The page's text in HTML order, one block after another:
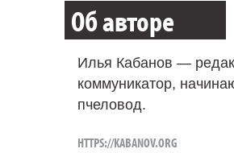
Об авторе
Илья Кабанов —
коммуникатор,
пчеловод.
HTTPS://KABANOV.ORG